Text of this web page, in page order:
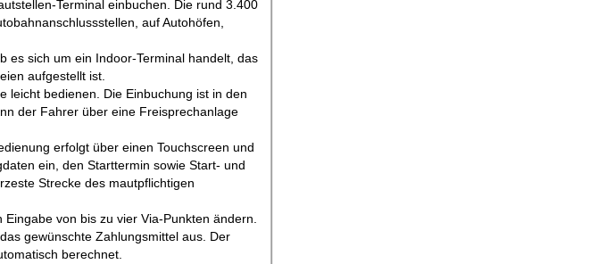
Terminal einbuchen. Die rund 3.400
auf Autohöfen,
es sich um ein Indoor-Terminal handelt, das
aufgestellt ist.
leicht bedienen. Die Einbuchung ist in den
der Fahrer über eine Freisprechanlage
erfolgt über einen Touchscreen und
ein, den Starttermin sowie Start- und
Strecke des mautpflichtigen
von bis zu vier Via-Punkten ändern.
gewünschte Zahlungsmittel aus. Der
berechnet.